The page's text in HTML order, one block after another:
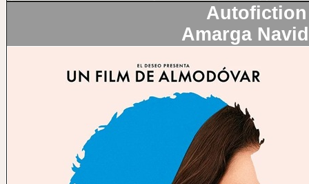
Autofiction
Amarga